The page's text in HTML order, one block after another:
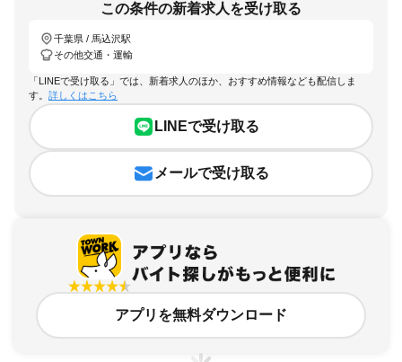
この条件の新着求人を受け取る
千葉県 / 馬込沢駅
その他交通・運輸
「LINEで受け取る」では、新着求人のほか、おすすめ情報なども配信しま
す。 詳しくはこちら
LINEで受け取る
メールで受け取る
アプリを無料ダウンロード